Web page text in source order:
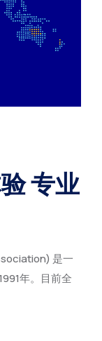
专业
是一
年。目前全